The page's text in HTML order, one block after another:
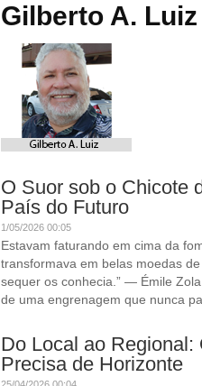
Gilberto A. Luiz
O Suor sob o Chicote
País do Futuro
1/05/2026 00:05
Estavam faturando em cima da
transformava em belas moedas
sequer os conhecia.” — Émile
de uma engrenagem que nunca
Do Local ao
Precisa de Horizonte